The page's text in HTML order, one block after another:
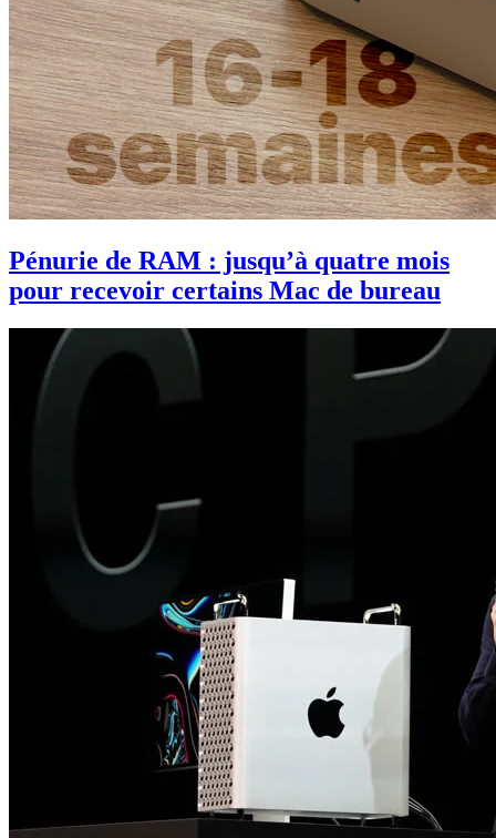
Pénurie de RAM : jusqu’à quatre mois
pour recevoir certains Mac de bureau